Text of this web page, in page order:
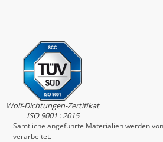
Wolf-Dichtungen-Zertifikat
ISO 9001 : 2015
Sämtliche angeführte Materialien werden
verarbeitet.